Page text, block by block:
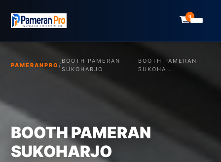
0
PAMERANPRO /
BOOTH PAMERAN
SUKOHARJO
BOOTH PAMERAN
SUKOHA...
BOOTH PAMERAN
SUKOHARJO